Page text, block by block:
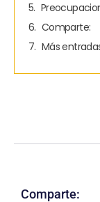
Comparte:
Más
Comparte: